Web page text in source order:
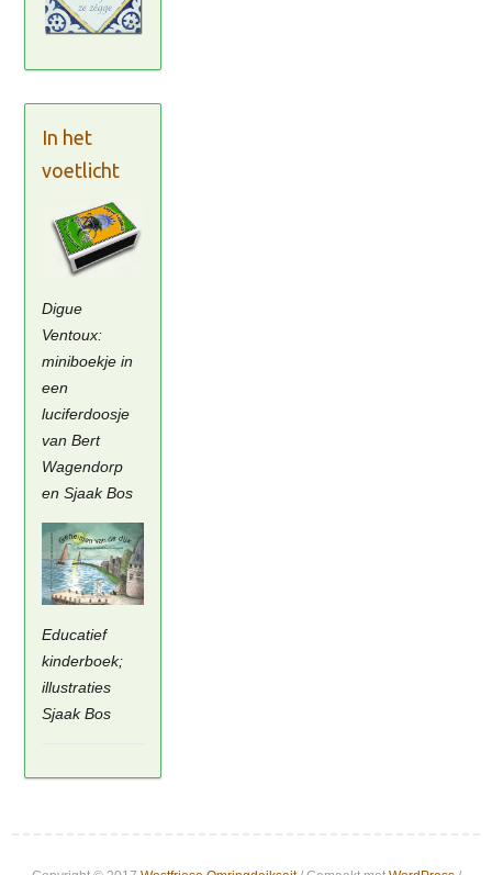
In het
voetlicht
Digue
Ventoux:
miniboekje in
een
luciferdoosje
van Bert
Wagendorp
en Sjaak Bos
Educatief
kinderboek;
illustraties
Sjaak Bos